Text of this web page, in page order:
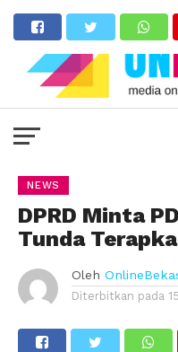
NEWS
DPRD Minta
Tunda
Oleh
Diterbitkan pada